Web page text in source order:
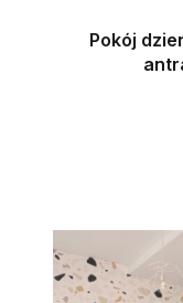
Pokój